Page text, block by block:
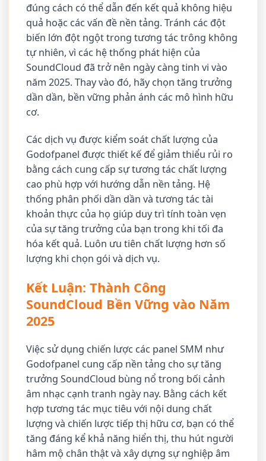
đúng cách có thể dẫn đến kết quả không hiệu
quả hoặc các vấn đề nền tảng. Tránh các đột
biến lớn đột ngột trong tương tác trông không
tự nhiên, vì các hệ thống phát hiện của
SoundCloud đã trở nên ngày càng tinh vi vào
năm 2025. Thay vào đó, hãy chọn tăng trưởng
dần dần, bền vững phản ánh các mô hình hữu
cơ.
Các dịch vụ được kiểm soát chất lượng của
Godofpanel được thiết kế để giảm thiểu rủi ro
bằng cách cung cấp sự tương tác chất lượng
cao phù hợp với hướng dẫn nền tảng. Hệ
thống phân phối dần dần và tương tác tài
khoản thực của họ giúp duy trì tính toàn vẹn
của sự tăng trưởng của bạn trong khi tối đa
hóa kết quả. Luôn ưu tiên chất lượng hơn số
lượng khi chọn gói và dịch vụ.
Kết Luận: Thành Công
SoundCloud Bền Vững vào Năm
2025
Việc sử dụng chiến lược các panel SMM như
Godofpanel cung cấp nền tảng cho sự tăng
trưởng SoundCloud bùng nổ trong bối cảnh
âm nhạc cạnh tranh ngày nay. Bằng cách kết
hợp tương tác mục tiêu với nội dung chất
lượng và chiến lược tiếp thị hữu cơ, bạn có thể
tăng đáng kể khả năng hiển thị, thu hút người
hâm mộ chân thật và xây dựng sự nghiệp âm